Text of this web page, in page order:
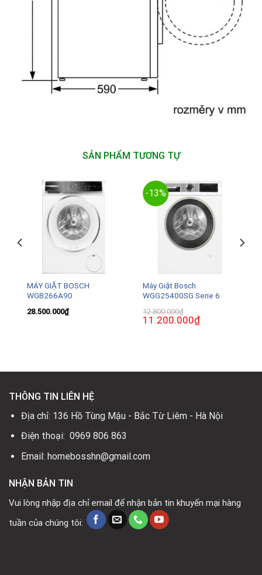
SẢN PHẨM TƯƠNG TỰ
MÁY GIẶT BOSCH
WGB266A90
28.500.000₫
-13%
Máy Giặt Bosch
WGG25400SG Serie 6
12.800.000₫
Giá
gốc
11.200.000₫Giá
hiện
THÔNG TIN LIÊN HỆ
Địa chỉ: 136 Hồ Tùng Mậu - Bắc Từ Liêm - Hà Nội
Điện thoại: 0969 806 863
Email: homebosshn@gmail.com
NHẬN BẢN TIN
Vui lòng nhập địa chỉ email để nhận bản tin khuyến mại hàng
tuần của chúng tôi: